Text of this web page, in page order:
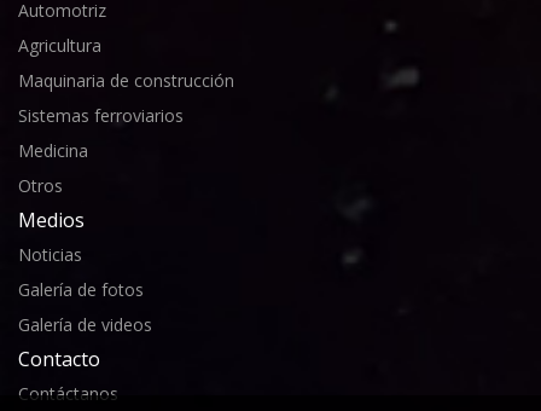
Automotriz
Agricultura
Maquinaria de construcción
Sistemas ferroviarios
Medicina
Otros
Medios
Noticias
Galería de fotos
Galería de videos
Contacto
Contáctanos